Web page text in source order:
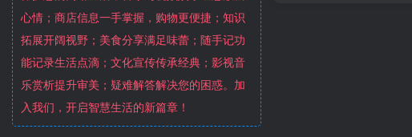
心情；商店信息一手掌握，购物更便捷；知识
拓展开阔视野；美食分享满足味蕾；随手记功
能记录生活点滴；文化宣传传承经典；影视音
乐赏析提升审美；疑难解答解决您的困惑。加
入我们，开启智慧生活的新篇章！